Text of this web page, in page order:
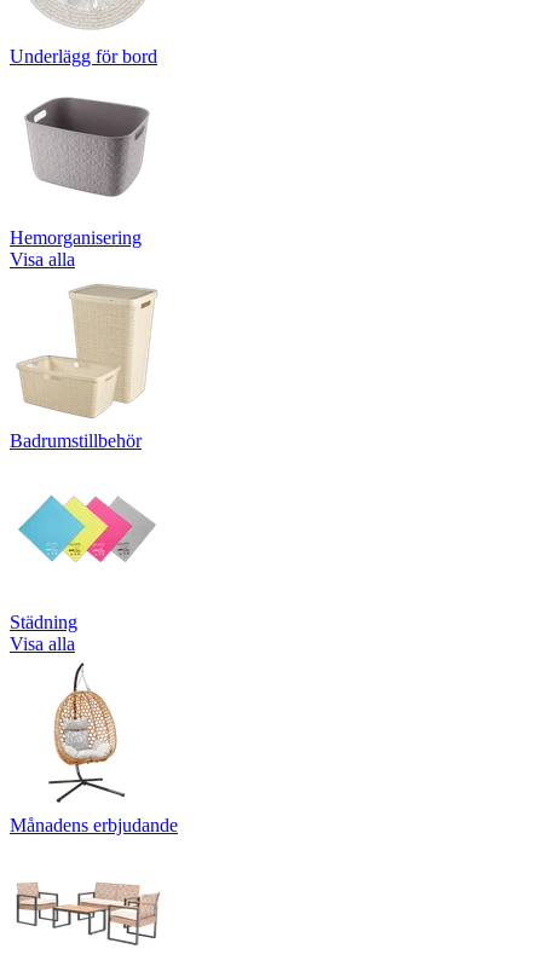
Underlägg för bord
Hemorganisering
Visa alla
Badrumstillbehör
Städning
Visa alla
Månadens erbjudande